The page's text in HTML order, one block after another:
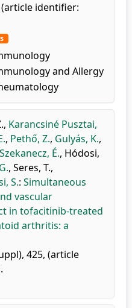
(article identifier:
and Allergy
, Karancsiné Pusztai,
, Pethő, Z., Gulyás, K.,
Szekanecz, É., Hódosi,
, Seres, T.,
S.: Simultaneous
vascular
in tofacitinib-treated
arthritis: a
425, (article